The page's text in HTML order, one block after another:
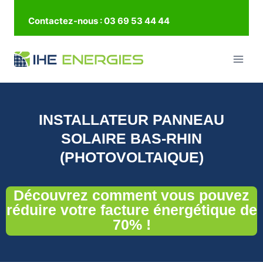
Contactez-nous : 03 69 53 44 44
INSTALLATEUR PANNEAU
SOLAIRE BAS-RHIN
(PHOTOVOLTAIQUE)
Découvrez comment vous pouvez
réduire votre facture énergétique de
70% !